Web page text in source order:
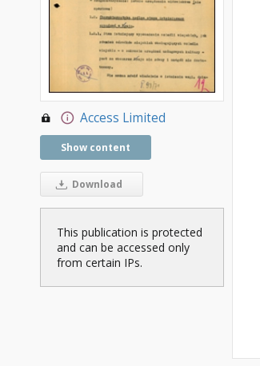
Access Limited
Show content
Download
This publication is protected
and can be accessed only
from certain IPs.